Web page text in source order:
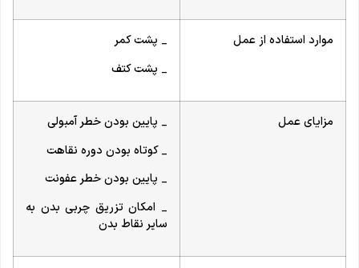
موارد استفاده از عمل
_ پشت کمر
_ پشت کتف
مزایای عمل
_ پایین بودن خطر آمبولی
_ کوتاه بودن دوره نقاهت
_ پایین بودن خطر عفونت
_ امکان تزریق چربی بدن به
سایر نقاط بدن